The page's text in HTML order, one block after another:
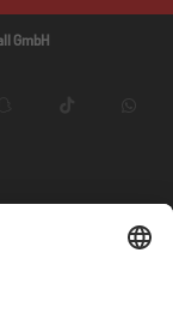
GmbH